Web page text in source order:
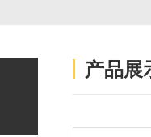
产品展